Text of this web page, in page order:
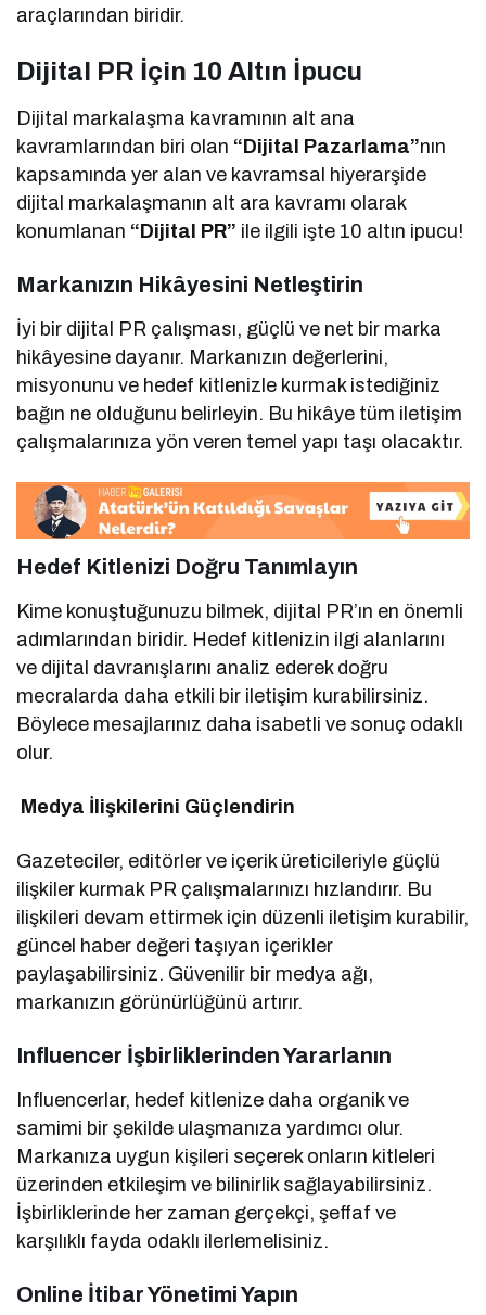
araçlarından biridir.
Dijital PR İçin 10 Altın İpucu
Dijital markalaşma kavramının alt ana
kavramlarından biri olan “Dijital Pazarlama”nın
kapsamında yer alan ve kavramsal hiyerarşide
dijital markalaşmanın alt ara kavramı olarak
konumlanan “Dijital PR” ile ilgili işte 10 altın ipucu!
Markanızın Hikâyesini Netleştirin
İyi bir dijital PR çalışması, güçlü ve net bir marka
hikâyesine dayanır. Markanızın değerlerini,
misyonunu ve hedef kitlenizle kurmak istediğiniz
bağın ne olduğunu belirleyin. Bu hikâye tüm iletişim
çalışmalarınıza yön veren temel yapı taşı olacaktır.
Hedef Kitlenizi Doğru Tanımlayın
Kime konuştuğunuzu bilmek, dijital PR’ın en önemli
adımlarından biridir. Hedef kitlenizin ilgi alanlarını
ve dijital davranışlarını analiz ederek doğru
mecralarda daha etkili bir iletişim kurabilirsiniz.
Böylece mesajlarınız daha isabetli ve sonuç odaklı
olur.
Medya İlişkilerini Güçlendirin
Gazeteciler, editörler ve içerik üreticileriyle güçlü
ilişkiler kurmak PR çalışmalarınızı hızlandırır. Bu
ilişkileri devam ettirmek için düzenli iletişim kurabilir,
güncel haber değeri taşıyan içerikler
paylaşabilirsiniz. Güvenilir bir medya ağı,
markanızın görünürlüğünü artırır.
Influencer İşbirliklerinden Yararlanın
Influencerlar, hedef kitlenize daha organik ve
samimi bir şekilde ulaşmanıza yardımcı olur.
Markanıza uygun kişileri seçerek onların kitleleri
üzerinden etkileşim ve bilinirlik sağlayabilirsiniz.
İşbirliklerinde her zaman gerçekçi, şeffaf ve
karşılıklı fayda odaklı ilerlemelisiniz.
Online İtibar Yönetimi Yapın